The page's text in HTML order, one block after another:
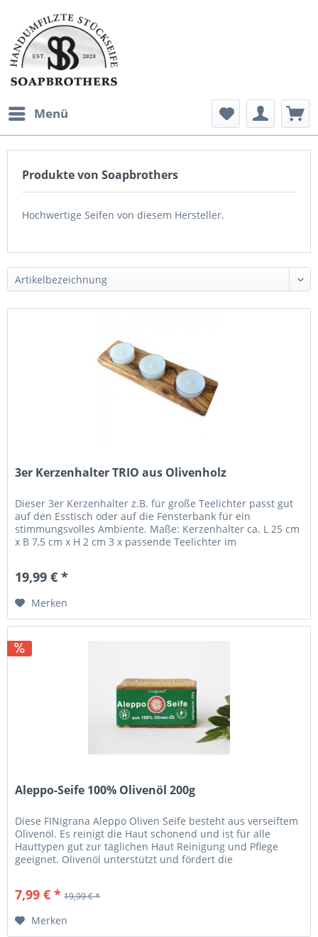
Menü
Produkte von Soapbrothers
Hochwertige Seifen von diesem Hersteller.
3er Kerzenhalter TRIO aus Olivenholz
Dieser 3er Kerzenhalter z.B. für große Teelichter passt gut
auf den Esstisch oder auf die Fensterbank für ein
stimmungsvolles Ambiente. Maße: Kerzenhalter ca. L 25 cm
x B 7,5 cm x H 2 cm 3 x passende Teelichter im
19,99 € *
Merken
Aleppo-Seife 100% Olivenöl 200g
Diese FINigrana Aleppo Oliven Seife besteht aus verseiftem
Olivenöl. Es reinigt die Haut schonend und ist für alle
Hauttypen gut zur täglichen Haut Reinigung und Pflege
geeignet. Olivenöl unterstützt und fördert die
7,99 € * 19,99 € *
Merken